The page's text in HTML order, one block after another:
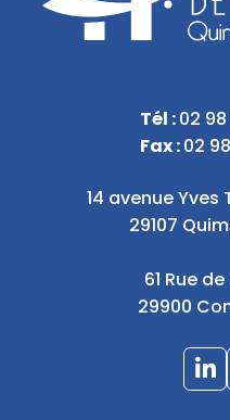
Tél : 02
Fax : 02
14 avenue Yves
29107
61 Rue
29900